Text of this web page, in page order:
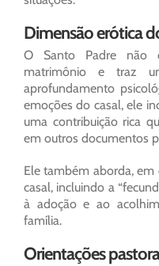
Dimensão erótica
O Santo Padre
matrimônio e traz
aprofundamento
emoções do casal, ele
uma contribuição rica
em outros documentos
Ele também aborda,
casal, incluindo a
à adoção e ao
família.
Orientações